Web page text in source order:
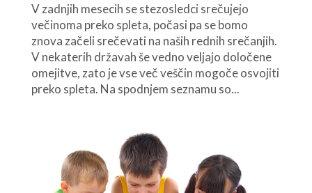
V zadnjih mesecih se stezosledci srečujejo
večinoma preko spleta, počasi pa se bomo
znova začeli srečevati na naših rednih srečanjih.
V nekaterih državah še vedno veljajo določene
omejitve, zato je vse več veščin mogoče osvojiti
preko spleta. Na spodnjem seznamu so...